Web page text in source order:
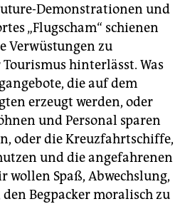
Demonstrationen und
„Flugscham“ schienen
Verwüstungen zu
hinterlässt. Was
die auf dem
erzeugt werden, oder
und Personal sparen
oder die Kreuzfahrtschiffe,
und die angefahrenen
wollen Spaß, Abwechslung,
Begpacker moralisch zu